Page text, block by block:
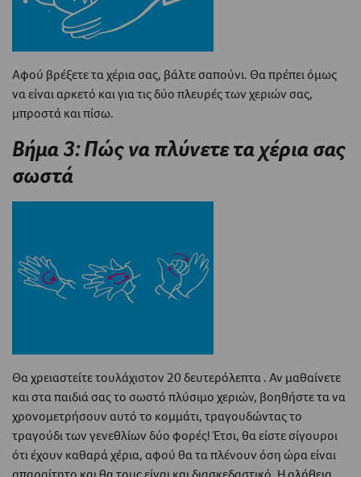
Αφού βρέξετε τα χέρια σας, βάλτε σαπούνι. Θα πρέπει όμως
να είναι αρκετό και για τις δύο πλευρές των χεριών σας,
μπροστά και πίσω.
Βήμα 3: Πώς να πλύνετε τα χέρια σας
σωστά
Θα χρειαστείτε τουλάχιστον 20 δευτερόλεπτα . Αν μαθαίνετε
και στα παιδιά σας το σωστό πλύσιμο χεριών, βοηθήστε τα να
χρονομετρήσουν αυτό το κομμάτι, τραγουδώντας το
τραγούδι των γενεθλίων δύο φορές! Έτσι, θα είστε σίγουροι
ότι έχουν καθαρά χέρια, αφού θα τα πλένουν όση ώρα είναι
απαραίτητο και θα τους είναι και διασκεδαστικό. Η αλήθεια